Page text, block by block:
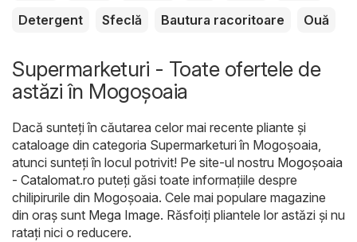
Detergent
Sfeclă Bautura racoritoare Ouă
Supermarketuri - Toate ofertele de
astăzi în Mogoşoaia
Dacă sunteți în căutarea celor mai recente pliante și
cataloage din categoria Supermarketuri în Mogoşoaia,
atunci sunteți în locul potrivit! Pe site-ul nostru Mogoşoaia
- Catalomat.ro puteți găsi toate informațiile despre
chilipirurile din Mogoşoaia. Cele mai populare magazine
din oraș sunt Mega Image. Răsfoiți pliantele lor astăzi și nu
ratați nici o reducere.